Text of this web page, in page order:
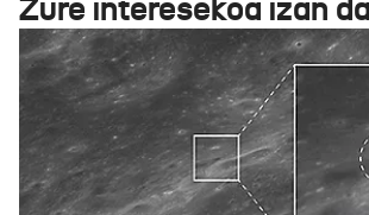
Zure interesekoa izan